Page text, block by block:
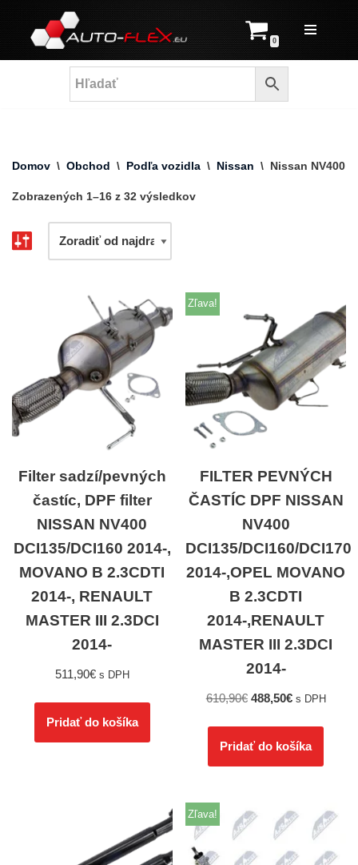
Prejsť
na
0
Domov \ Obchod \ Podľa vozidla \ Nissan \ Nissan NV400
Zobrazených 1–16 z 32 výsledkov
Filter sadzí/pevných
častíc, DPF filter
NISSAN NV400
DCI135/DCI160 2014-,
MOVANO B 2.3CDTI
2014-, RENAULT
MASTER III 2.3DCI
2014-
511,90€ s DPH
Pridať do košíka
Zľava!
FILTER PEVNÝCH
ČASTÍC DPF NISSAN
NV400
DCI135/DCI160/DCI170
2014-,OPEL MOVANO
B 2.3CDTI
2014-,RENAULT
MASTER III 2.3DCI
2014-
610,90€ 488,50€ s DPH
Pridať do košíka
Zľava!